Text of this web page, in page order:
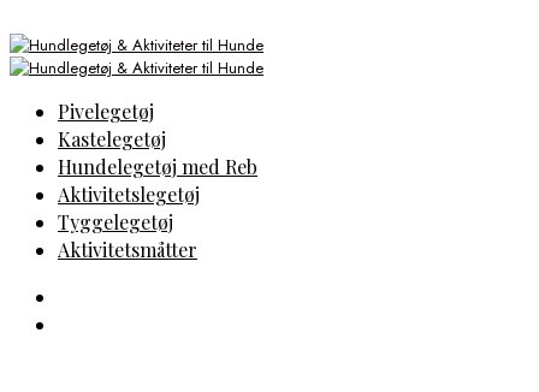
Pivelegetøj
Kastelegetøj
Hundelegetøj med Reb
Aktivitetslegetøj
Tyggelegetøj
Aktivitetsmåtter